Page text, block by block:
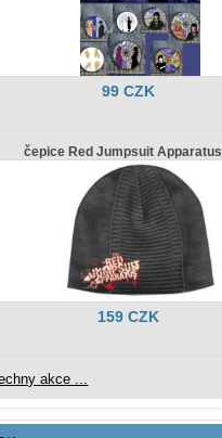
99 CZK
čepice Red Jumpsuit
159 CZK
akce ...